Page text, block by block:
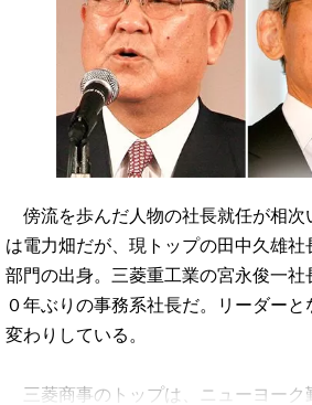
傍流を歩んだ人物の社長就任が相次
は電力畑だが、現トップの田中久雄
部門の出身。三菱重工業の宮永俊一社
０年ぶりの事務系社長だ。リーダー
変わりしている。
三菱商事のトップは、ニューヨーク